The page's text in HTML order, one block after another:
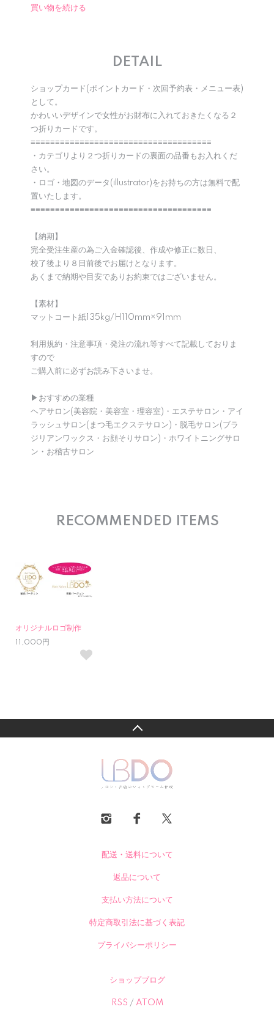
買い物を続ける
DETAIL
ショップカード(ポイントカード・次回予約表・メニュー表)
として。
かわいいデザインで女性がお財布に入れておきたくなる２
つ折りカードです。
≡≡≡≡≡≡≡≡≡≡≡≡≡≡≡≡≡≡≡≡≡≡≡≡≡≡≡≡≡≡≡≡≡≡≡≡≡
・カテゴリより２つ折りカードの裏面の品番もお入れくだ
さい。
・ロゴ・地図のデータ(illustrator)をお持ちの方は無料で配
置いたします。
≡≡≡≡≡≡≡≡≡≡≡≡≡≡≡≡≡≡≡≡≡≡≡≡≡≡≡≡≡≡≡≡≡≡≡≡≡
【納期】
完全受注生産の為ご入金確認後、作成や修正に数日、
校了後より８日前後でお届けとなります。
あくまで納期や目安でありお約束ではございません。
【素材】
マットコート紙135kg/H110mm×91mm
利用規約・注意事項・発注の流れ等すべて記載しておりま
すので
ご購入前に必ずお読み下さいませ。
▶︎おすすめの業種
ヘアサロン(美容院・美容室・理容室)・エステサロン・アイ
ラッシュサロン(まつ毛エクステサロン)・脱毛サロン(ブラ
ジリアンワックス・お顔そりサロン)・ホワイトニングサロ
ン・お稽古サロン
RECOMMENDED ITEMS
オリジナルロゴ制作
11,000円
配送・送料について
返品について
支払い方法について
特定商取引法に基づく表記
プライバシーポリシー
ショップブログ
RSS / ATOM